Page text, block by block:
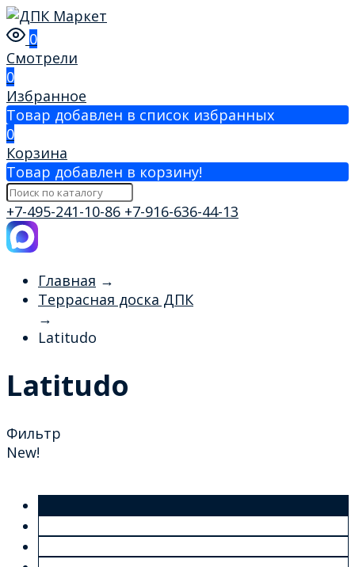
0
Смотрели
0
Избранное
Товар добавлен в список избранных
0
Корзина
Товар добавлен в корзину!
+7-495-241-10-86 +7-916-636-44-13
Главная →
Террасная доска ДПК
→
Latitudo
Latitudo
Фильтр
New!